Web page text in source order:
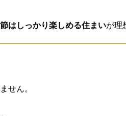
はしっかり楽しめる住まいが理
せん。